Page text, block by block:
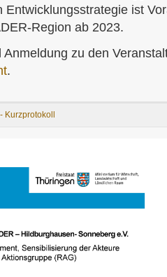
Entwicklungsstrategie ist
Region ab 2023.
zu den
.
Kurzprotokoll